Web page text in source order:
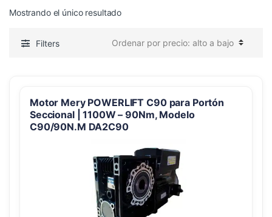
Mostrando el único resultado
Filters
Motor Mery POWERLIFT C90 para Portón
Seccional | 1100W – 90Nm, Modelo
C90/90N.M DA2C90